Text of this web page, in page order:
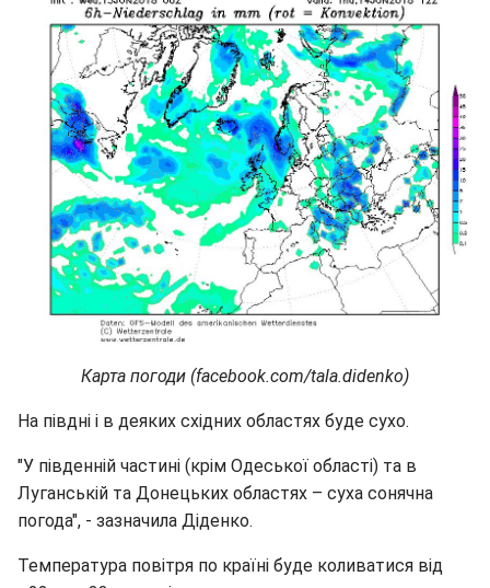
Карта погоди (facebook.com/tala.didenko)
На півдні і в деяких східних областях буде сухо.
"У південній частині (крім Одеської області) та в
Луганській та Донецьких областях – суха сонячна
погода", - зазначила Діденко.
Температура повітря по країні буде коливатися від